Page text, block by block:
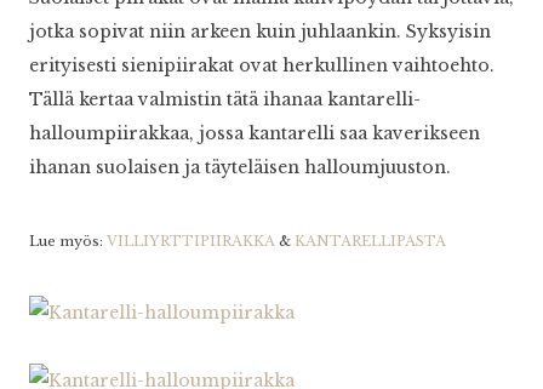
jotka sopivat niin arkeen kuin juhlaankin. Syksyisin
erityisesti sienipiirakat ovat herkullinen vaihtoehto.
Tällä kertaa valmistin tätä ihanaa kantarelli-
halloumpiirakkaa, jossa kantarelli saa kaverikseen
ihanan suolaisen ja täyteläisen halloumjuuston.
Lue myös: VILLIYRTTIPIIRAKKA & KANTARELLIPASTA